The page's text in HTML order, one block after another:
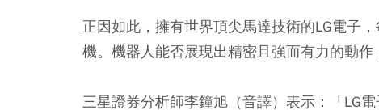
正因如此，擁有世界頂尖馬達技術的LG電子
機。機器人能否展現出精密且強而有力的動作
三星證券分析師李鐘旭（音譯）表示：「LG